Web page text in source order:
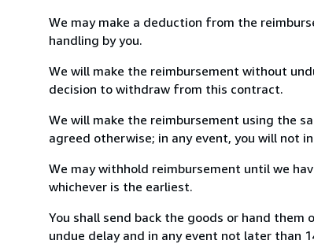
We may make a deduction from the
handling by you.
We will make the reimbursement without
decision to withdraw from this contract.
We will make the reimbursement using the
agreed otherwise; in any event, you will not
We may withhold reimbursement until we
whichever is the earliest.
You shall send back the goods or hand them
undue delay and in any event not later than